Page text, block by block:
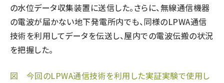
の水位データ収集装置に送信した。さらに、無線通信機器
の電波が届かない地下発電所内でも、同様のLPWA通信
技術を利用してデータを伝送し、屋内での電波伝搬の状況
を把握した。
図 今回のLPWA通信技術を利用した実証実験で使用し